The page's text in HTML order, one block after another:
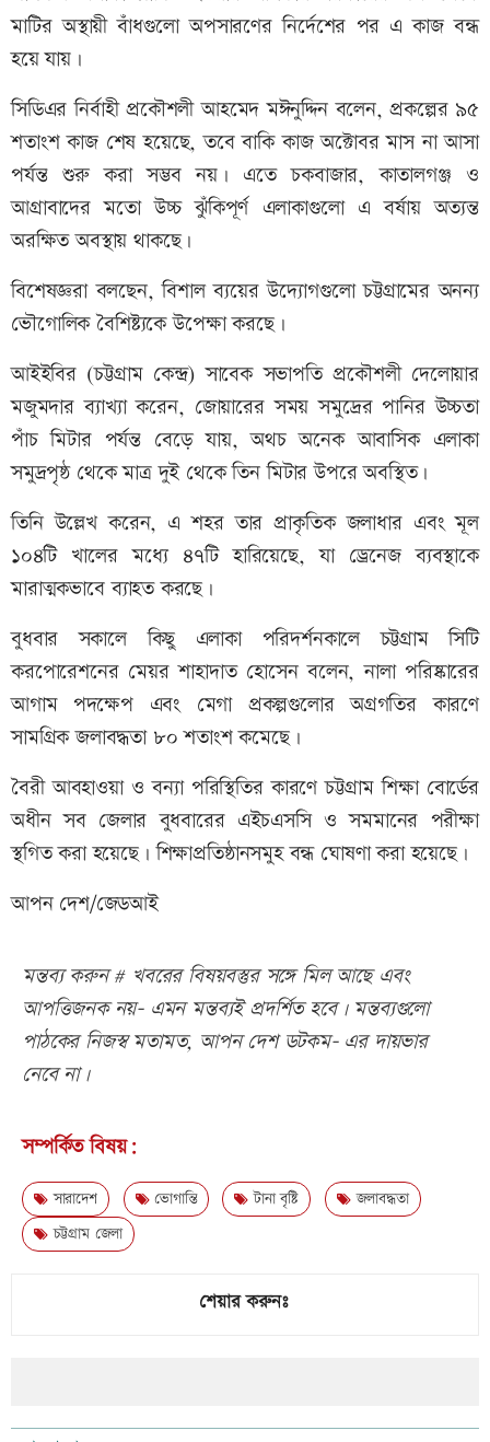
মাটির অস্থায়ী বাঁধগুলো অপসারণের নির্দেশের পর এ কাজ বন্ধ
হয়ে যায়।
সিডিএর নির্বাহী প্রকৌশলী আহমেদ মঈনুদ্দিন বলেন, প্রকল্পের ৯৫
শতাংশ কাজ শেষ হয়েছে, তবে বাকি কাজ অক্টোবর মাস না আসা
পর্যন্ত শুরু করা সম্ভব নয়। এতে চকবাজার, কাতালগঞ্জ ও
আগ্রাবাদের মতো উচ্চ ঝুঁকিপূর্ণ এলাকাগুলো এ বর্ষায় অত্যন্ত
অরক্ষিত অবস্থায় থাকছে।
বিশেষজ্ঞরা বলছেন, বিশাল ব্যয়ের উদ্যোগগুলো চট্টগ্রামের অনন্য
ভৌগোলিক বৈশিষ্ট্যকে উপেক্ষা করছে।
আইইবির (চট্টগ্রাম কেন্দ্র) সাবেক সভাপতি প্রকৌশলী দেলোয়ার
মজুমদার ব্যাখ্যা করেন, জোয়ারের সময় সমুদ্রের পানির উচ্চতা
পাঁচ মিটার পর্যন্ত বেড়ে যায়, অথচ অনেক আবাসিক এলাকা
সমুদ্রপৃষ্ঠ থেকে মাত্র দুই থেকে তিন মিটার উপরে অবস্থিত।
তিনি উল্লেখ করেন, এ শহর তার প্রাকৃতিক জলাধার এবং মূল
১০৪টি খালের মধ্যে ৪৭টি হারিয়েছে, যা ড্রেনেজ ব্যবস্থাকে
মারাত্মকভাবে ব্যাহত করছে।
বুধবার সকালে কিছু এলাকা পরিদর্শনকালে চট্টগ্রাম সিটি
করপোরেশনের মেয়র শাহাদাত হোসেন বলেন, নালা পরিষ্কারের
আগাম পদক্ষেপ এবং মেগা প্রকল্পগুলোর অগ্রগতির কারণে
সামগ্রিক জলাবদ্ধতা ৮০ শতাংশ কমেছে।
বৈরী আবহাওয়া ও বন্যা পরিস্থিতির কারণে চট্টগ্রাম শিক্ষা বোর্ডের
অধীন সব জেলার বুধবারের এইচএসসি ও সমমানের পরীক্ষা
স্থগিত করা হয়েছে। শিক্ষাপ্রতিষ্ঠানসমুহ বন্ধ ঘোষণা করা হয়েছে।
আপন দেশ/জেডআই
মন্তব্য করুন # খবরের বিষয়বস্তুর সঙ্গে মিল আছে এবং
আপত্তিজনক নয়- এমন মন্তব্যই প্রদর্শিত হবে। মন্তব্যগুলো
পাঠকের নিজস্ব মতামত, আপন দেশ ডটকম- এর দায়ভার
নেবে না।
সম্পর্কিত বিষয়:
সারাদেশ ভোগান্তি টানা বৃষ্টি
জলাবদ্ধতা
চট্টগ্রাম জেলা
শেয়ার করুনঃ